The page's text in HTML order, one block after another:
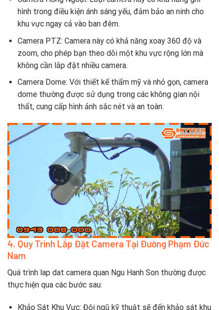
hình trong điều kiện ánh sáng yếu, đảm bảo an ninh cho
khu vực ngay cả vào ban đêm.
Camera PTZ: Camera này có khả năng xoay 360 độ và
zoom, cho phép bạn theo dõi một khu vực rộng lớn mà
không cần lắp đặt nhiều camera.
Camera Dome: Với thiết kế thẩm mỹ và nhỏ gọn, camera
dome thường được sử dụng trong các không gian nội
thất, cung cấp hình ảnh sắc nét và an toàn.
4. Quy Trình Lắp Đặt Camera Tại Đường Phạm Đức
Nam
Quá trình lap dat camera quan Ngu Hanh Son thường được
thực hiện qua các bước sau:
Khảo Sát Khu Vực: Đội ngũ kỹ thuật sẽ đến khảo sát khu